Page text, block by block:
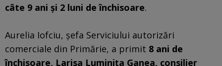
câte 9 ani şi 2 luni de închisoare.
Aurelia Iofciu, şefa Serviciului autorizări
comerciale din Primărie, a primit 8 ani de
închisoare, Larisa Luminiţa Ganea, consilier